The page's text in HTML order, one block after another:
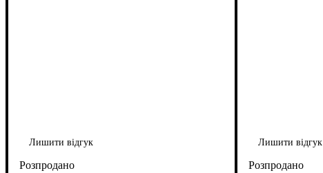
Лишити відгук Лишити відгук